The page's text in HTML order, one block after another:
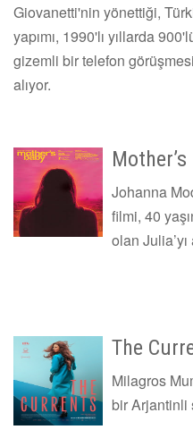
Giovanetti'nin yönettiği,
yapımı, 1990'lı yıllarda
gizemli bir telefon
alıyor.
Johanna
filmi, 40
olan Julia’yı
The
Milagros
bir Arjantinli